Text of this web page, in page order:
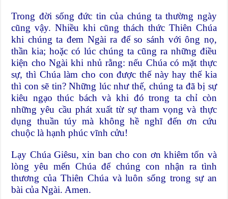
Trong đời sống đức tin của chúng ta thường ngày
cũng vậy. Nhiều khi cũng thách thức Thiên Chúa
khi chúng ta đem Ngài ra để so sánh với ông nọ,
thần kia; hoặc có lúc chúng ta cũng ra những điều
kiện cho Ngài khi nhủ rằng: nếu Chúa có mặt thực
sự, thì Chúa làm cho con được thế này hay thế kia
thì con sẽ tin? Những lúc như thế, chúng ta đã bị sự
kiêu ngạo thúc bách và khi đó trong ta chỉ còn
những yêu cầu phát xuất từ sự tham vọng và thực
dụng thuần túy mà không hề nghĩ đến ơn cứu
chuộc là hạnh phúc vĩnh cửu!
Lạy Chúa Giêsu, xin ban cho con ơn khiêm tốn và
lòng yêu mến Chúa để chúng con nhận ra tình
thương của Thiên Chúa và luôn sống trong sự an
bài của Ngài. Amen.